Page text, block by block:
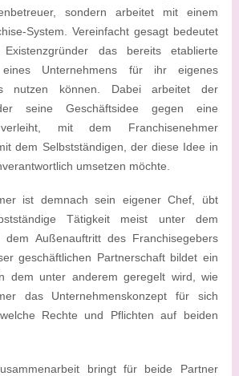
sondern arbeitet mit einem
System. Vereinfacht gesagt bedeutet
Existenzgründer das bereits etablierte
eines Unternehmens für ihr eigenes
nutzen können. Dabei arbeitet der
seine Geschäftsidee gegen eine
verleiht, mit dem Franchisenehmer
dem Selbstständigen, der diese Idee in
umsetzen möchte.
ist demnach sein eigener Chef, übt
Tätigkeit meist unter dem
dem Außenauftritt des Franchisegebers
geschäftlichen Partnerschaft bildet ein
dem unter anderem geregelt wird, wie
das Unternehmenskonzept für sich
Rechte und Pflichten auf beiden
bringt für beide Partner